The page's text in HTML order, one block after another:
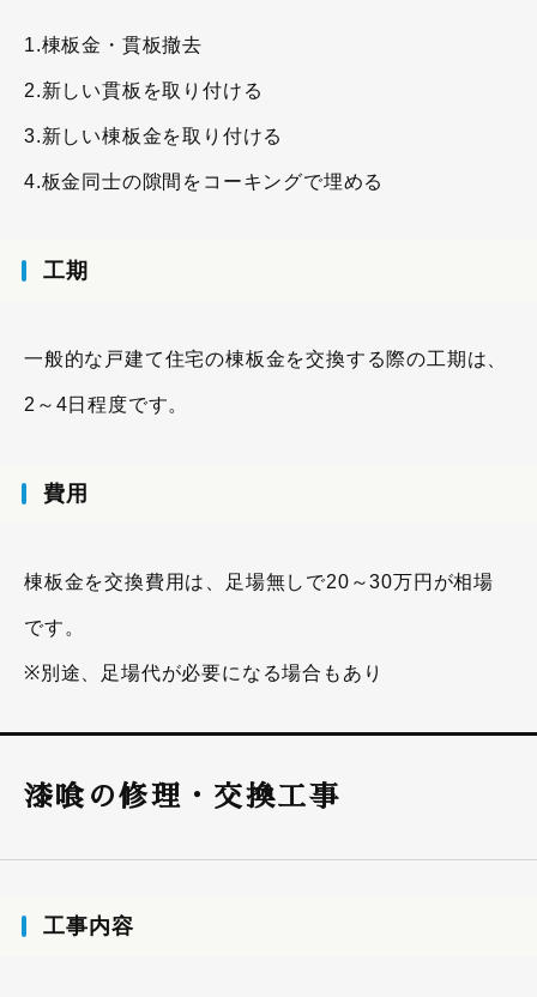
1.棟板金・貫板撤去
2.新しい貫板を取り付ける
3.新しい棟板金を取り付ける
4.板金同士の隙間をコーキングで埋める
工期
一般的な戸建て住宅の棟板金を交換する際の工期は、
2～4日程度です。
費用
棟板金を交換費用は、足場無しで20～30万円が相場
です。
※別途、足場代が必要になる場合もあり
漆喰の修理・交換工事
工事内容